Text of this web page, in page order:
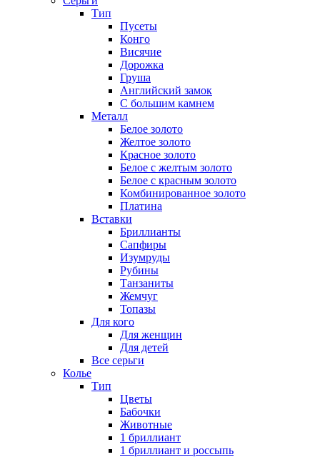
Тип
Пусеты
Конго
Висячие
Дорожка
Груша
Английский замок
С большим камнем
Металл
Белое золото
Желтое золото
Красное золото
Белое с желтым золото
Белое с красным золото
Комбинированное золото
Платина
Вставки
Бриллианты
Сапфиры
Изумруды
Рубины
Танзаниты
Жемчуг
Топазы
Для кого
Для женщин
Для детей
Все серьги
Колье
Тип
Цветы
Бабочки
Животные
1 бриллиант
1 бриллиант и россыпь